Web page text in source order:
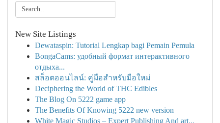
New Site Listings
Dewataspin: Tutorial Lengkap bagi Pemain Pemula
BongaCams: удобный формат интерактивного
отдыха...
สล็อตออนไลน์: คู่มือสำหรับมือใหม่
Deciphering the World of THC Edibles
The Blog On 5222 game app
The Benefits Of Knowing 5222 new version
White Magic Studios – Expert Publishing And art...